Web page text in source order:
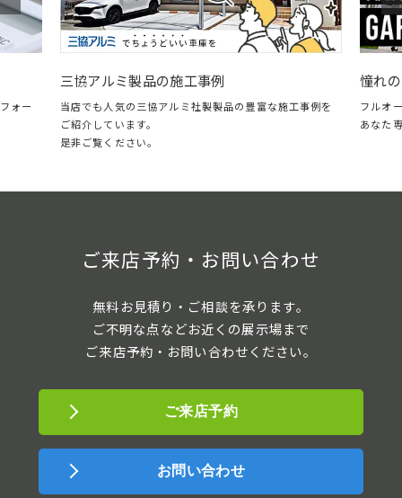
ミ社製製品の豊富な施工事例を
憧れのガレージ・LIXILスタイル
フルオープン＆クローズに対応した、自分
ご来店予約・お問い合わせ
無料お見積り・ご相談を承ります。
ご不明な点などお近くの展示場まで
ご来店予約・お問い合わせください。
ご来店予約
お問い合わせ